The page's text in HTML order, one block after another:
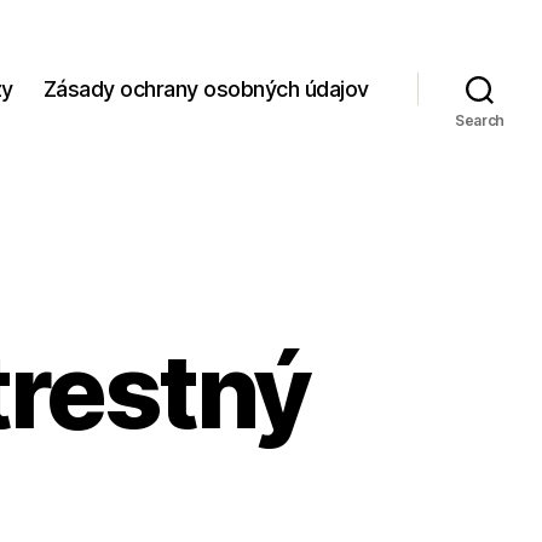
Zásady ochrany osobných údajov
Search